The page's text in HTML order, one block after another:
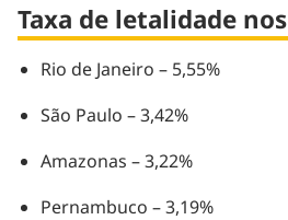
Taxa de letalidade
Rio de Janeiro – 5,55%
São Paulo – 3,42%
Amazonas – 3,22%
Pernambuco – 3,19%